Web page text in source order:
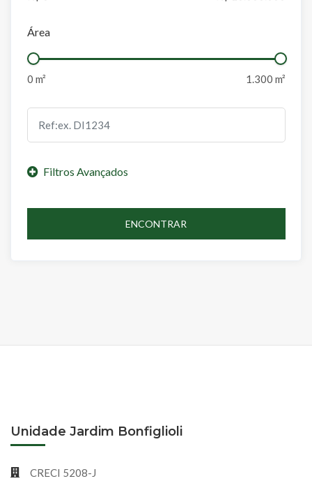
Área
ENCONTRAR
Unidade Jardim Bonfiglioli
CRECI 5208-J